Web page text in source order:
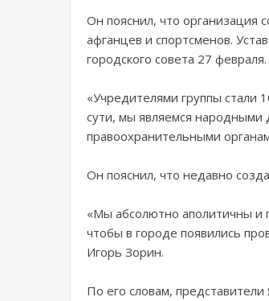
Он пояснил, что организация
афганцев и спортсменов.
городского совета 27 февраля.
«Учредителями группы стали
сути, мы являемся народными
правоохранительными
Он пояснил, что недавно
«Мы абсолютно аполитичны и
чтобы в городе появились
Игорь Зорин.
По его словам,